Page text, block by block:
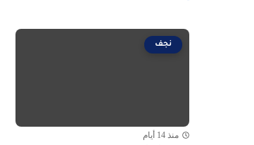
نجف
منذ 14 أيام